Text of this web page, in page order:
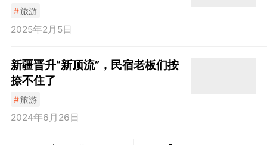
#旅游
2025年2月5日
新疆晋升“新顶流”，民宿老板们按
捺不住了
#旅游
2024年6月26日